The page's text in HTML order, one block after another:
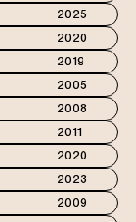
2025
2020
2019
2005
2008
2011
2020
2023
2009